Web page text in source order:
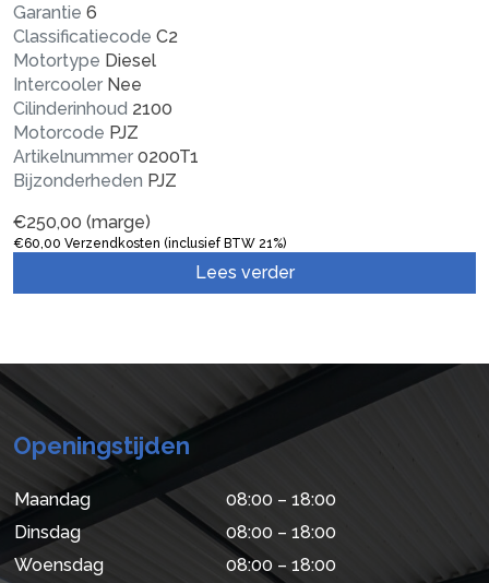
Garantie 6
Classificatiecode C2
Motortype Diesel
Intercooler Nee
Cilinderinhoud 2100
Motorcode PJZ
Artikelnummer 0200T1
Bijzonderheden PJZ
€250,00 (marge)
€60,00 Verzendkosten (inclusief BTW 21%)
Lees verder
Openingstijden
Maandag
08:00 – 18:00
Dinsdag
08:00 – 18:00
Woensdag
08:00 – 18:00